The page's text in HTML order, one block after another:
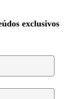
exclusivos